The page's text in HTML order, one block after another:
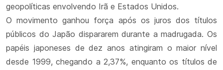
geopolíticas envolvendo Irã e Estados Unidos.
O movimento ganhou força após os juros dos títulos
públicos do Japão dispararem durante a madrugada. Os
papéis japoneses de dez anos atingiram o maior nível
desde 1999, chegando a 2,37%, enquanto os títulos de